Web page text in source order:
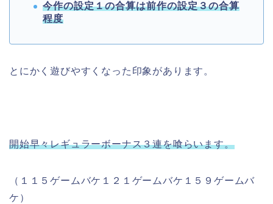
今作の設定１の合算は前作の設定３の合算
程度
とにかく遊びやすくなった印象があります。
開始早々レギュラーボーナス３連を喰らいます。
（１１５ゲームバケ１２１ゲームバケ１５９ゲームバ
ケ）